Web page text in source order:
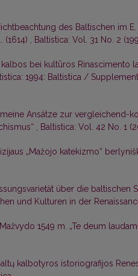
des Baltischen im
(1614) , Baltistica: Vol. 31 No. 2
kalbos bei kultūros Rinascimento
1994: Baltistica /
Ansätze zur vergleichend-
, Baltistica: Vol. 42 No. 1
„Mažojo katekizmo“
über die baltischen
und Kulturen in der
1549 m. „Te deum
kalbotyros istoriografijos